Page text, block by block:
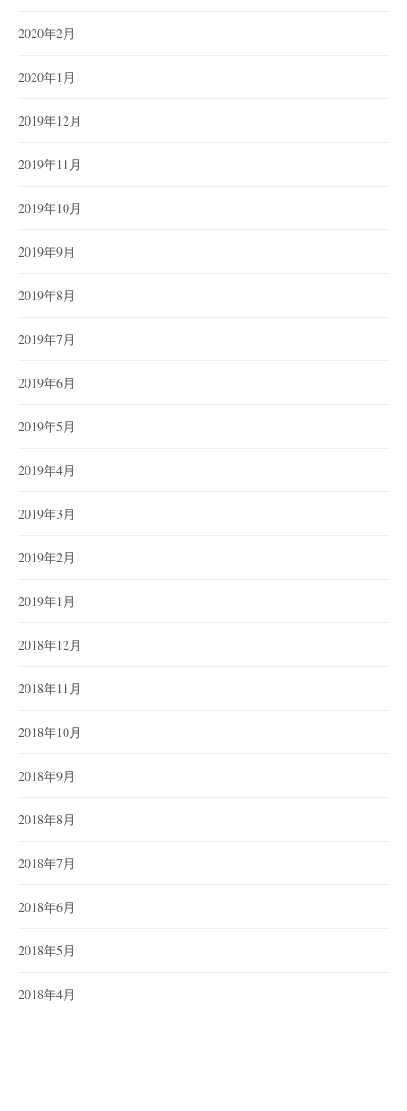
2020年2月
2020年1月
2019年12月
2019年11月
2019年10月
2019年9月
2019年8月
2019年7月
2019年6月
2019年5月
2019年4月
2019年3月
2019年2月
2019年1月
2018年12月
2018年11月
2018年10月
2018年9月
2018年8月
2018年7月
2018年6月
2018年5月
2018年4月